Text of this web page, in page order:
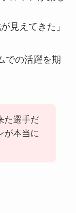
見えてきた」
での活躍を期
た選手だ
が本当に